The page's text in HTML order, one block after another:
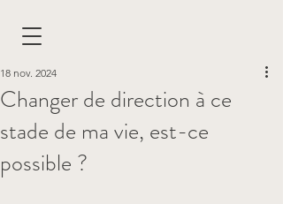
Changer de direction à ce
stade de ma vie, est-ce
possible ?
18 nov. 2024